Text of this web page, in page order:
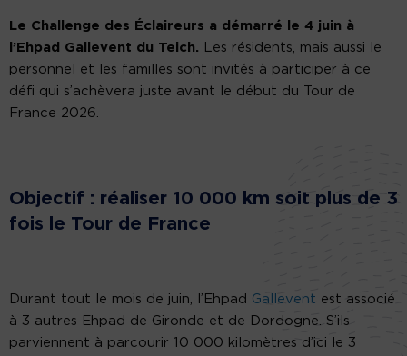
Le Challenge des Éclaireurs a démarré le 4 juin à
l’Ehpad Gallevent du Teich.
Les résidents, mais aussi le
personnel et les familles sont invités à participer à ce
défi qui s’achèvera juste avant le début du Tour de
France 2026.
Objectif : réaliser 10 000 km soit plus de 3
fois le Tour de France
Durant tout le mois de juin, l’Ehpad Gallevent est associé
à 3 autres Ehpad de Gironde et de Dordogne. S’ils
parviennent à parcourir 10 000 kilomètres d’ici le 3